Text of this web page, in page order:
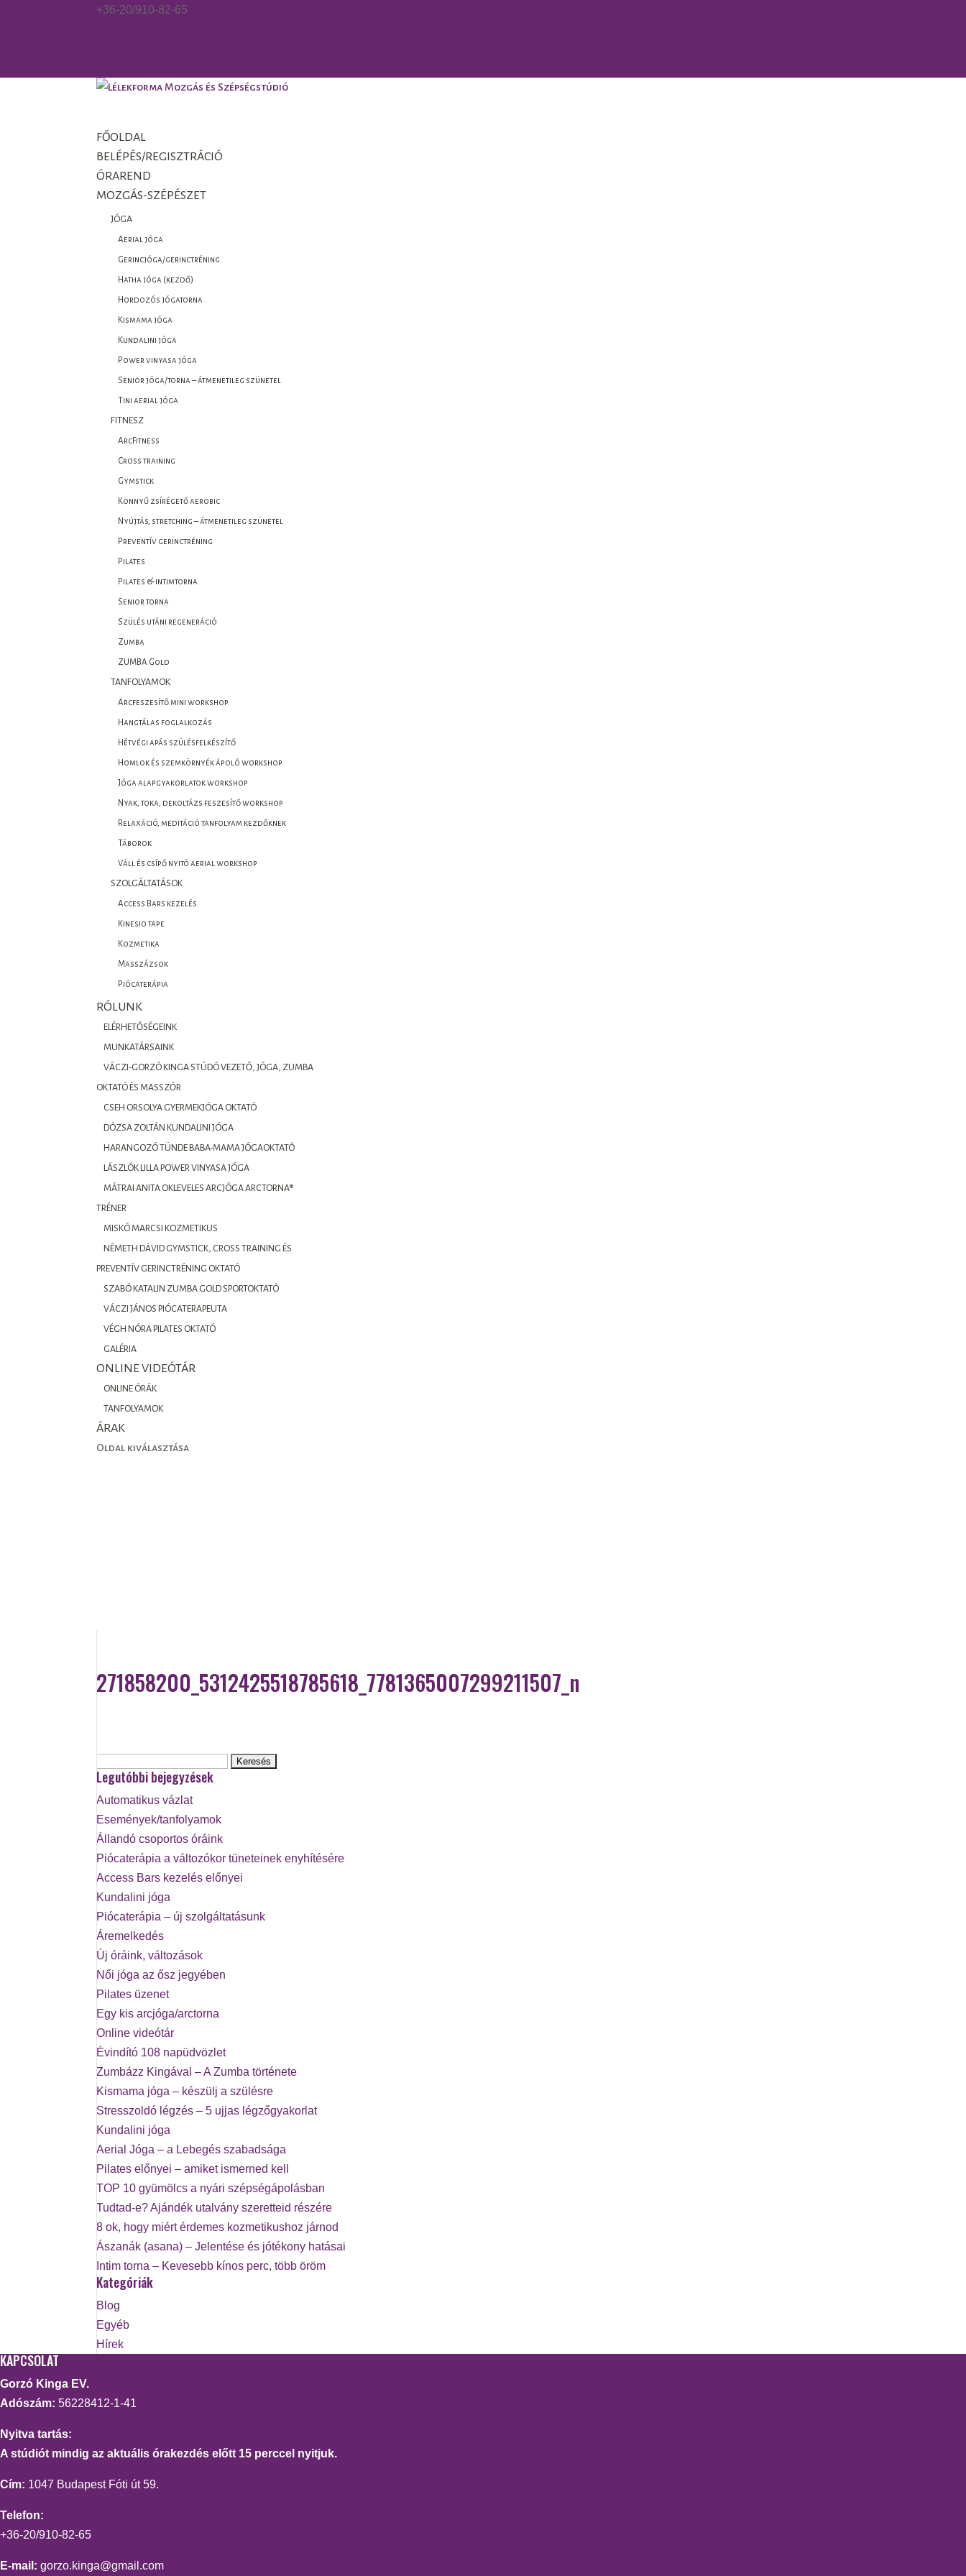
+36-20/910-82-65
FŐOLDAL
BELÉPÉS/REGISZTRÁCIÓ
ÓRAREND
MOZGÁS-SZÉPÉSZET
JÓGA
Aerial jóga
Gerincjóga/gerinctréning
Hatha jóga (kezdő)
Hordozós jógatorna
Kismama jóga
Kundalini jóga
Power vinyasa jóga
Senior jóga/torna – átmenetileg szünetel
Tini aerial jóga
FITNESZ
ArcFitness
Cross training
Gymstick
Könnyű zsírégető aerobic
Nyújtás, stretching – átmenetileg szünetel
Preventív gerinctréning
Pilates
Pilates & intimtorna
Senior torna
Szülés utáni regeneráció
Zumba
ZUMBA Gold
TANFOLYAMOK
Arcfeszesítő mini workshop
Hangtálas foglalkozás
Hétvégi apás szülésfelkészítő
Homlok és szemkörnyék ápoló workshop
Jóga alapgyakorlatok workshop
Nyak, toka, dekoltázs feszesítő workshop
Relaxáció, meditáció tanfolyam kezdőknek
Táborok
Váll és csípő nyitó aerial workshop
SZOLGÁLTATÁSOK
Access Bars kezelés
Kinesio tape
Kozmetika
Masszázsok
Piócaterápia
RÓLUNK
ELÉRHETŐSÉGEINK
MUNKATÁRSAINK
VÁCZI-GORZÓ KINGA STÚDÓ VEZETŐ, JÓGA, ZUMBA
OKTATÓ ÉS MASSZŐR
CSEH ORSOLYA GYERMEKJÓGA OKTATÓ
DÓZSA ZOLTÁN KUNDALINI JÓGA
HARANGOZÓ TÜNDE BABA-MAMA JÓGAOKTATÓ
LÁSZLÓK LILLA POWER VINYASA JÓGA
MÁTRAI ANITA OKLEVELES ARCJÓGA ARCTORNA®
TRÉNER
MISKÓ MARCSI KOZMETIKUS
NÉMETH DÁVID GYMSTICK, CROSS TRAINING ÉS
PREVENTÍV GERINCTRÉNING OKTATÓ
SZABÓ KATALIN ZUMBA GOLD SPORTOKTATÓ
VÁCZI JÁNOS PIÓCATERAPEUTA
VÉGH NÓRA PILATES OKTATÓ
GALÉRIA
ONLINE VIDEÓTÁR
ONLINE ÓRÁK
TANFOLYAMOK
ÁRAK
Oldal kiválasztása
271858200_5312425518785618_7781365007299211507_n
Legutóbbi bejegyzések
Automatikus vázlat
Események/tanfolyamok
Állandó csoportos óráink
Piócaterápia a változókor tüneteinek enyhítésére
Access Bars kezelés előnyei
Kundalini jóga
Piócaterápia – új szolgáltatásunk
Áremelkedés
Új óráink, változások
Női jóga az ősz jegyében
Pilates üzenet
Egy kis arcjóga/arctorna
Online videótár
Évindító 108 napüdvözlet
Zumbázz Kingával – A Zumba története
Kismama jóga – készülj a szülésre
Stresszoldó légzés – 5 ujjas légzőgyakorlat
Kundalini jóga
Aerial Jóga – a Lebegés szabadsága
Pilates előnyei – amiket ismerned kell
TOP 10 gyümölcs a nyári szépségápolásban
Tudtad-e? Ajándék utalvány szeretteid részére
8 ok, hogy miért érdemes kozmetikushoz járnod
Ászanák (asana) – Jelentése és jótékony hatásai
Intim torna – Kevesebb kínos perc, több öröm
Kategóriák
Blog
Egyéb
Hírek
KAPCSOLAT
Gorzó Kinga EV.
Adószám: 56228412-1-41
Nyitva tartás:
A stúdiót mindig az aktuális órakezdés előtt 15 perccel nyitjuk.
Cím: 1047 Budapest Fóti út 59.
Telefon:
+36-20/910-82-65
E-mail: gorzo.kinga@gmail.com